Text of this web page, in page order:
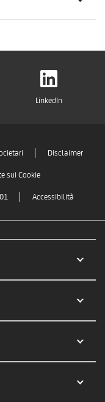
LinkedIn
Disclaimer
sui Cookie
Accessibilità